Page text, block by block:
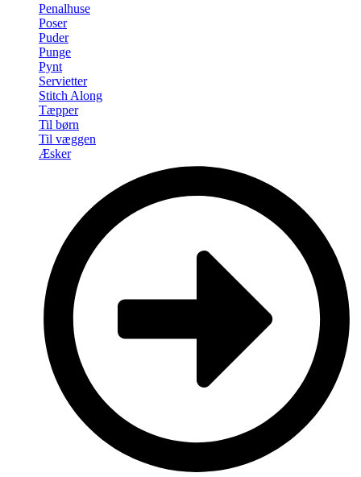
Penalhuse
Poser
Puder
Punge
Pynt
Servietter
Stitch Along
Tæpper
Til børn
Til væggen
Æsker